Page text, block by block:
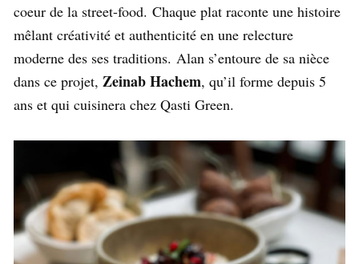
coeur de la street-food. Chaque plat raconte une histoire
mêlant créativité et authenticité en une relecture
moderne des ses traditions. Alan s’entoure de sa nièce
dans ce projet, Zeinab Hachem, qu’il forme depuis 5
ans et qui cuisinera chez Qasti Green.